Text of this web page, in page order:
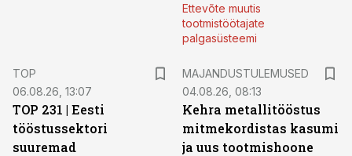
Ettevõte muutis
tootmistöötajate
palgasüsteemi
TOP
06.08.26, 13:07
TOP 231 | Eesti
tööstussektori
suuremad
MAJANDUSTULEMUSED
04.08.26, 08:13
Kehra metallitööstus
mitmekordistas kasumi
ja uus tootmishoone